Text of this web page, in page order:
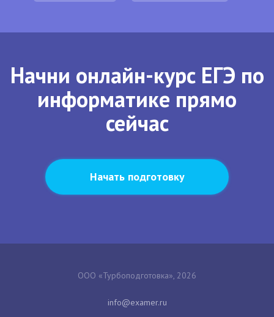
Начни онлайн-курс ЕГЭ по
информатике прямо
сейчас
Начать подготовку
ООО «Турбоподготовка», 2026